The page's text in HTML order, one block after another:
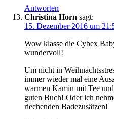
Antworten
Christina Horn sagt:
15. Dezember 2016 um
Wow klasse die Cybex
wundervoll!
Um nicht in
immer wieder mal eine
warmen Kamin mit Tee
guten Buch! Oder ich
riechenden Badezusätzen!